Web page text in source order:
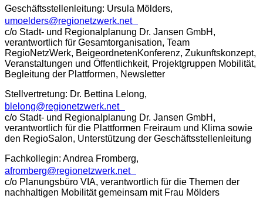
Geschäftsstellenleitung: Ursula Mölders,
umoelders@regionetzwerk.net
c/o Stadt- und Regionalplanung Dr. Jansen GmbH,
verantwortlich für Gesamtorganisation, Team
RegioNetzWerk, BeigeordnetenKonferenz, Zukunftskonzept,
Veranstaltungen und Öffentlichkeit, Projektgruppen Mobilität,
Begleitung der Plattformen, Newsletter
Stellvertretung: Dr. Bettina Lelong,
blelong@regionetzwerk.net
c/o Stadt- und Regionalplanung Dr. Jansen GmbH,
verantwortlich für die Plattformen Freiraum und Klima sowie
den RegioSalon, Unterstützung der Geschäftsstellenleitung
Fachkollegin: Andrea Fromberg,
afromberg@regionetzwerk.net
c/o Planungsbüro VIA, verantwortlich für die Themen der
nachhaltigen Mobilität gemeinsam mit Frau Mölders